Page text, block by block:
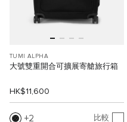
TUMI ALPHA
大號雙重開合可擴展寄艙旅行箱
HK$11,600
2 比較